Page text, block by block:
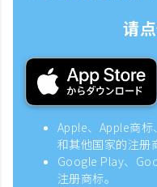
请
Apple、Apple商
和其他国家的注册
Google Play、
注册商标。